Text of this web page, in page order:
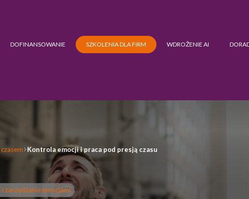
DOFINANSOWANIE SZKOLENIA DLA FIRM WDROŻENIE AI
Kontrola emocji i praca pod presją czasu
zarządzanie emocjami